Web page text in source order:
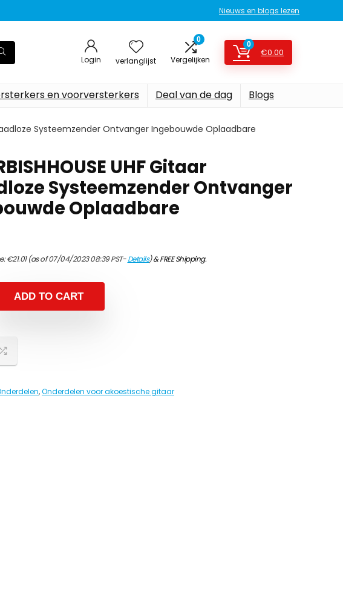
Nieuws en blogs lezen
Login verlanglijst
0
Vergelijken
0
€0.00
en voorversterkers Deal van de dag Blogs
Draadloze Systeemzender Ontvanger Ingebouwde Oplaadbare
UHF Gitaar
Systeemzender Ontvanger
Oplaadbare
€21.01(as of 07/04/2023 08:39 PST-Details)&FREE Shipping.
ADD TO CART
,Onderdelen voor akoestische gitaar